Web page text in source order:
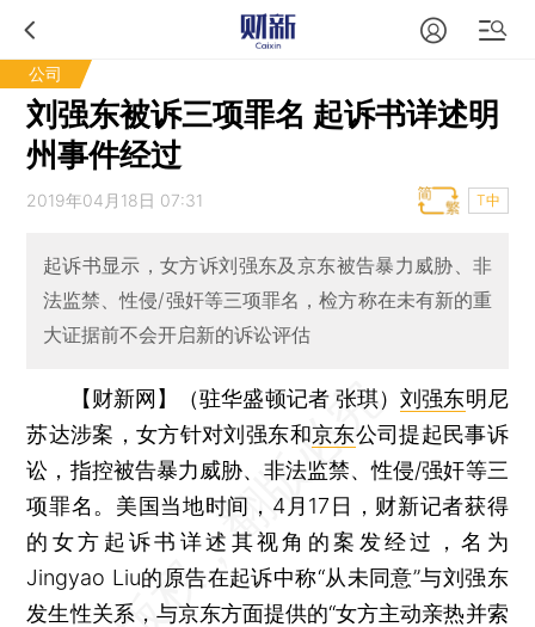
公司
刘强东被诉三项罪名 起诉书详述明
州事件经过
2019年04月18日 07:31 T中
起诉书显示，女方诉刘强东及京东被告暴力威胁、非
法监禁、性侵/强奸等三项罪名，检方称在未有新的重
大证据前不会开启新的诉讼评估
【财新网】（驻华盛顿记者 张琪）刘强东明尼
苏达涉案，女方针对刘强东和京东公司提起民事诉
讼，指控被告暴力威胁、非法监禁、性侵/强奸等三
项罪名。美国当地时间，4月17日，财新记者获得
的女方起诉书详述其视角的案发经过，名为
Jingyao Liu的原告在起诉中称“从未同意”与刘强东
发生性关系，与京东方面提供的“女方主动亲热并索